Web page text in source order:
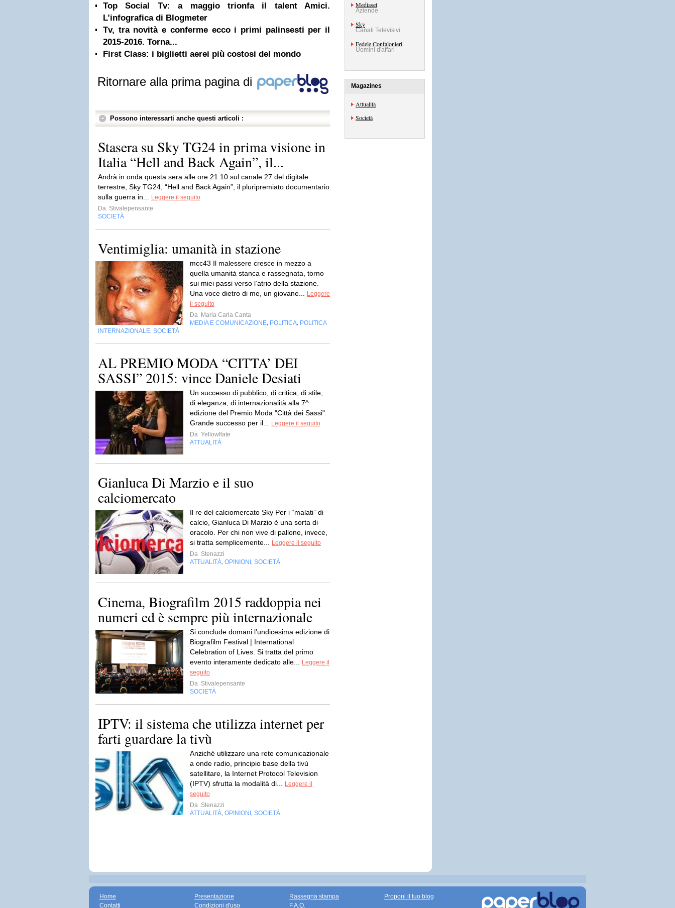
Top Social Tv: a maggio trionfa il talent Amici.
L’infografica di Blogmeter
Tv, tra novità e conferme ecco i primi palinsesti per il
2015-2016. Torna...
First Class: i biglietti aerei più costosi del mondo
Ritornare alla prima pagina di
Possono interessarti anche questi articoli :
Stasera su Sky TG24 in prima visione in
Italia “Hell and Back Again”, il...
Andrà in onda questa sera alle ore 21.10 sul canale 27 del digitale
terrestre, Sky TG24, “Hell and Back Again”, il pluripremiato documentario
sulla guerra in...
Leggere il seguito
Da Stivalepensante
SOCIETÀ
Ventimiglia: umanità in stazione
mcc43 Il malessere cresce in mezzo a
quella umanità stanca e rassegnata, torno
sui miei passi verso l’atrio della stazione.
Una voce dietro di me, un giovane...
Leggere
il seguito
Da Maria Carla Canta
MEDIA E COMUNICAZIONE POLITICA POLITICA
INTERNAZIONALE SOCIETÀ
AL PREMIO MODA “CITTA’ DEI
SASSI” 2015: vince Daniele Desiati
Un successo di pubblico, di critica, di stile,
di eleganza, di internazionalità alla 7^
edizione del Premio Moda "Città dei Sassi".
Grande successo per il...
Leggere il seguito
Da Yellowflate
ATTUALITÀ
Gianluca Di Marzio e il suo
calciomercato
Il re del calciomercato Sky Per i “malati” di
calcio, Gianluca Di Marzio è una sorta di
oracolo. Per chi non vive di pallone, invece,
si tratta semplicemente...
Leggere il seguito
Da Stenazzi
ATTUALITÀ OPINIONI SOCIETÀ
Cinema, Biografilm 2015 raddoppia nei
numeri ed è sempre più internazionale
Si conclude domani l’undicesima edizione di
Biografilm Festival | International
Celebration of Lives. Si tratta del primo
evento interamente dedicato alle...
Leggere il
seguito
Da Stivalepensante
SOCIETÀ
IPTV: il sistema che utilizza internet per
farti guardare la tivù
Anziché utilizzare una rete comunicazionale
a onde radio, principio base della tivù
satellitare, la Internet Protocol Television
(IPTV) sfrutta la modalità di...
Leggere il
seguito
Da Stenazzi
ATTUALITÀ OPINIONI SOCIETÀ
Mediaset
Aziende
Sky
Canali Televisivi
Fedele Confalonieri
Uomini d'affari
Magazines
Attualità
Società
Home
Contatti
Presentazione
Condizioni d'uso
Rassegna stampa
F.A.Q.
Proponi il tuo blog